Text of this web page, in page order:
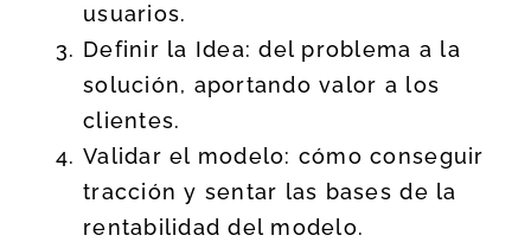
usuarios.
Definir la Idea: del problema a la
solución, aportando valor a los
clientes.
Validar el modelo: cómo conseguir
tracción y sentar las bases de la
rentabilidad del modelo.